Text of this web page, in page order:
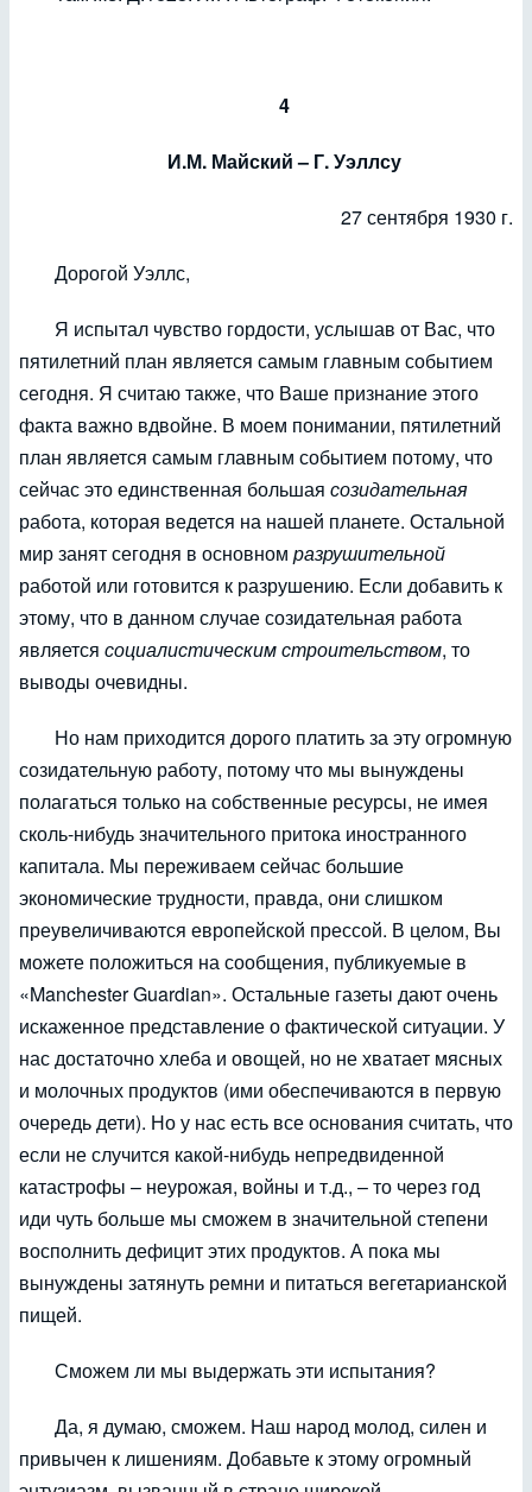
4
И.М. Майский – Г. Уэллсу
27 сентября 1930 г.
Дорогой Уэллс,
Я испытал чувство гордости, услышав от Вас, что
пятилетний план является самым главным событием
сегодня. Я считаю также, что Ваше признание этого
факта важно вдвойне. В моем понимании, пятилетний
план является самым главным событием потому, что
сейчас это единственная большая созидательная
работа, которая ведется на нашей планете. Остальной
мир занят сегодня в основном разрушительной
работой или готовится к разрушению. Если добавить к
этому, что в данном случае созидательная работа
является социалистическим строительством, то
выводы очевидны.
Но нам приходится дорого платить за эту огромную
созидательную работу, потому что мы вынуждены
полагаться только на собственные ресурсы, не имея
сколь-нибудь значительного притока иностранного
капитала. Мы переживаем сейчас большие
экономические трудности, правда, они слишком
преувеличиваются европейской прессой. В целом, Вы
можете положиться на сообщения, публикуемые в
«Manchester Guardian». Остальные газеты дают очень
искаженное представление о фактической ситуации. У
нас достаточно хлеба и овощей, но не хватает мясных
и молочных продуктов (ими обеспечиваются в первую
очередь дети). Но у нас есть все основания считать, что
если не случится какой-нибудь непредвиденной
катастрофы – неурожая, войны и т.д., – то через год
иди чуть больше мы сможем в значительной степени
восполнить дефицит этих продуктов. А пока мы
вынуждены затянуть ремни и питаться вегетарианской
пищей.
Сможем ли мы выдержать эти испытания?
Да, я думаю, сможем. Наш народ молод, силен и
привычен к лишениям. Добавьте к этому огромный